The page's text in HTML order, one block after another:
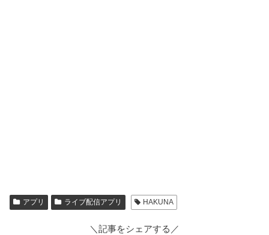
アプリ ライブ配信アプリ HAKUNA
＼記事をシェアする／